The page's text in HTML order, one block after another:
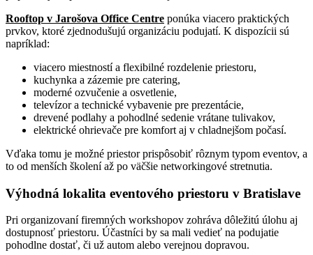
Rooftop v Jarošova Office Centre ponúka viacero praktických
prvkov, ktoré zjednodušujú organizáciu podujatí. K dispozícii sú
napríklad:
viacero miestností a flexibilné rozdelenie priestoru,
kuchynka a zázemie pre catering,
moderné ozvučenie a osvetlenie,
televízor a technické vybavenie pre prezentácie,
drevené podlahy a pohodlné sedenie vrátane tulivakov,
elektrické ohrievače pre komfort aj v chladnejšom počasí.
Vďaka tomu je možné priestor prispôsobiť rôznym typom eventov, a
to od menších školení až po väčšie networkingové stretnutia.
Výhodná lokalita eventového priestoru v Bratislave
Pri organizovaní firemných workshopov zohráva dôležitú úlohu aj
dostupnosť priestoru. Účastníci by sa mali vedieť na podujatie
pohodlne dostať, či už autom alebo verejnou dopravou.